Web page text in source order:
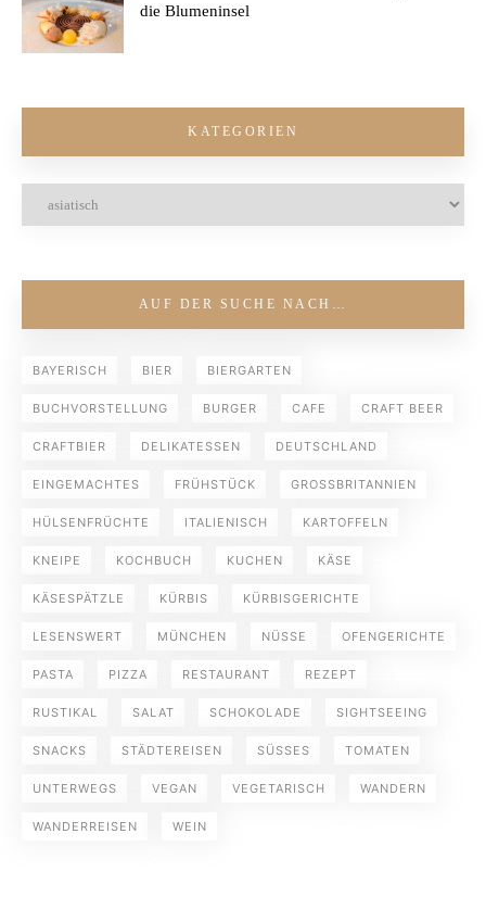
die Blumeninsel
KATEGORIEN
AUF DER SUCHE NACH…
BAYERISCH BIER BIERGARTEN
BUCHVORSTELLUNG BURGER CAFE CRAFT BEER
CRAFTBIER DELIKATESSEN DEUTSCHLAND
EINGEMACHTES FRÜHSTÜCK GROSSBRITANNIEN
HÜLSENFRÜCHTE ITALIENISCH KARTOFFELN
KNEIPE KOCHBUCH KUCHEN KÄSE
KÄSESPÄTZLE KÜRBIS KÜRBISGERICHTE
LESENSWERT MÜNCHEN NÜSSE OFENGERICHTE
PASTA PIZZA RESTAURANT REZEPT
RUSTIKAL SALAT SCHOKOLADE SIGHTSEEING
SNACKS STÄDTEREISEN SÜSSES TOMATEN
UNTERWEGS VEGAN VEGETARISCH WANDERN
WANDERREISEN WEIN